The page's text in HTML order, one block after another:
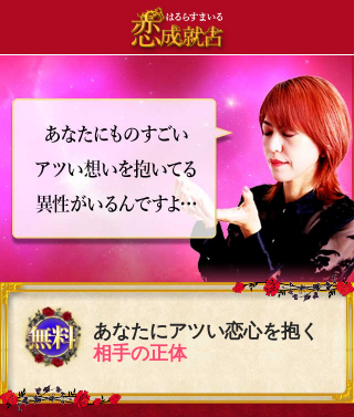
あなたにアツい恋心を抱く
相手の正体